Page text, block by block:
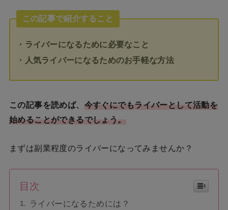
この記事で紹介すること
・ライバーになるために必要なこと
・人気ライバーになるためのお手軽な方法
この記事を読めば、 今すぐにでもライバーとして活動を
始めることができるでしょう。
まずは副業程度のライバーになってみませんか？
目次
ライバーになるためには？